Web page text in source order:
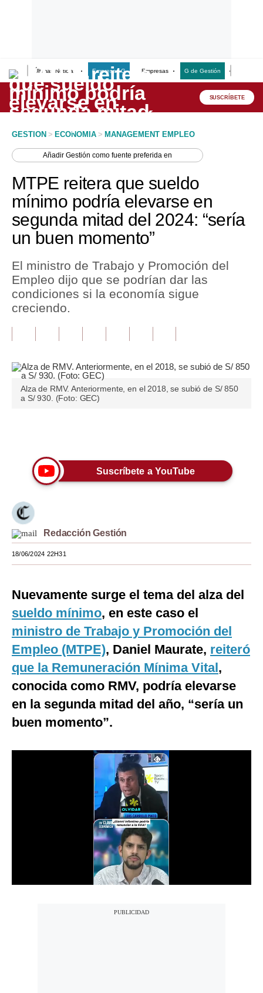
Últimas Noticias Empresas G Empresas G de Gestión
Lo último
Peru Quiosco
Economía
Mercados
Perú
Política
Tu Dinero
Finanzas Personales
Opinión
Editorial
Tendencias
Viajes
Moda
Estilos
Mundo
EEUU
México
España
Internacional
Tecnología
SUSCRÍBETE
GESTION > ECONOMIA > MANAGEMENT EMPLEO
AñadirGestión como fuente preferida en
MTPE reitera que sueldo
mínimo podría elevarse en
segunda mitad del 2024: “sería
un buen momento”
El ministro de Trabajo y Promoción del
Empleo dijo que se podrían dar las
condiciones si la economía sigue
creciendo.
Alza de RMV. Anteriormente, en el 2018, se subió de S/ 850
a S/ 930. (Foto: GEC)
Suscríbete a YouTube
Redacción Gestión
18/06/2024 22H31
Nuevamente surge el tema del alza del
sueldo mínimo, en este caso el
ministro de Trabajo y Promoción del
Empleo (MTPE), Daniel Maurate, reiteró
que la Remuneración Mínima Vital,
conocida como RMV, podría elevarse
en la segunda mitad del año, “sería un
buen momento”.